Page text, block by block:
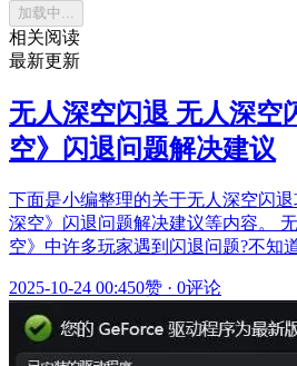
加载中...
相关阅读
最新更新
无人深空闪退 无人深空
空》闪退问题解决建议
下面是小编整理的关于无人深空闪
深空》闪退问题解决建议等内容。
空》中许多玩家遇到闪退问题?不知
2025-10-24 00:450赞 · 0评论